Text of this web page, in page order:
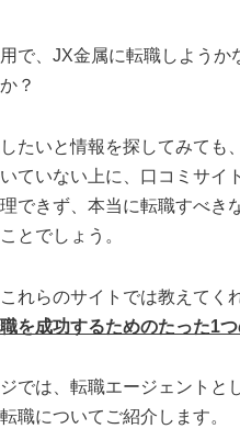
用で、JX金属に転職しよう
？
たいと情報を探してみても
ていない上に、口コミサイ
できず、本当に転職すべき
とでしょう。
れらのサイトでは教えてく
を成功するためのたった1つ
では、転職エージェントと
職についてご紹介します。